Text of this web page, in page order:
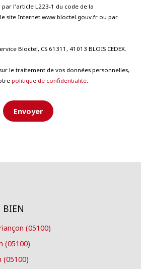
l'article L223-1 du code de la
site Internet www.bloctel.gouv.fr ou par
Bloctel, CS 61311, 41013 BLOIS CEDEX.
le traitement de vos données personnelles,
politique de confidentialité.
Envoyer
BIEN
(05100)
(05100)
(05100)